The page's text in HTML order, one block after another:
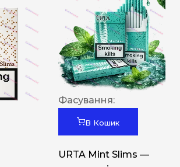
Фасування:
В Кошик
URTA Mint Slims —